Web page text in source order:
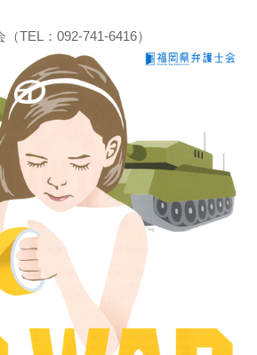
TEL：092-741-6416）